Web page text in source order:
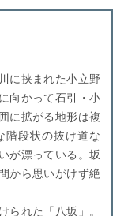
に挟まれた小立野
向かって石引・小
に拡がる地形は複
階段状の抜け道な
が漂っている。坂
から思いがけず絶
れた「八坂」。